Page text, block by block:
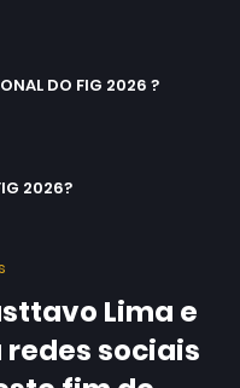
DO FIG 2026 ?
2026?
Lima e
sociais